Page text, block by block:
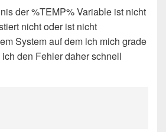
der %TEMP% Variable ist nicht
nicht oder ist nicht
System auf dem ich mich grade
den Fehler daher schnell